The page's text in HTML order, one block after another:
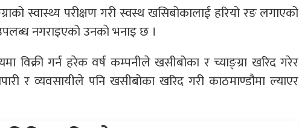
स्वास्थ्य परीक्षण गरी स्वस्थ खसिबोकालाई हरियो रङ लगाएको
नगराइएको उनकाे भनाइ छ ।
विक्री गर्न हरेक वर्ष कम्पनीले खसीबोका र च्याङ्ग्रा खरिद गरेर
र व्यवसायीले पनि खसीबोका खरिद गरी काठमाण्डौमा ल्याएर